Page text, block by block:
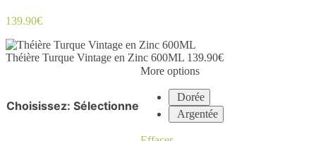
139.90€
Théière Turque Vintage en Zinc 600ML 139.90€
Choisissez: Sélectionne
More options
Dorée
Argentée